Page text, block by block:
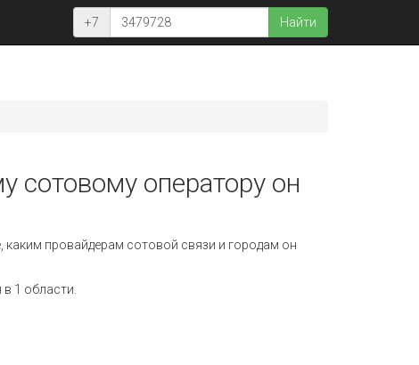
+7 Найти
сотовому оператору он
провайдерам сотовой связи и городам он
1 области.